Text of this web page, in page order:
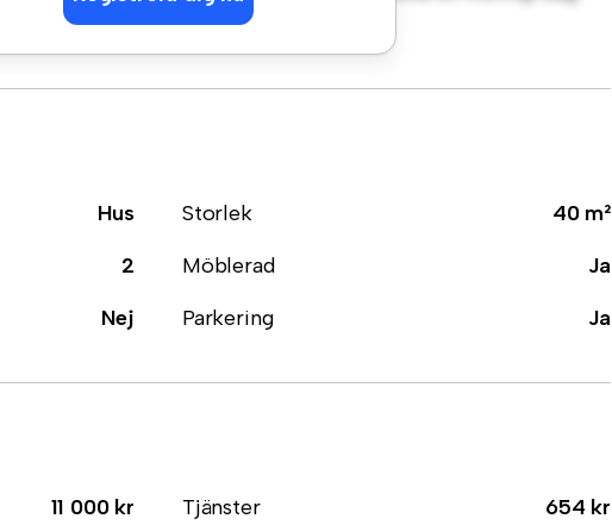
som detta hus har att erbjuda.
Hus Storlek
40 m²
2 Möblerad
Ja
Nej Parkering Ja
11 000 kr Tjänster
654 kr